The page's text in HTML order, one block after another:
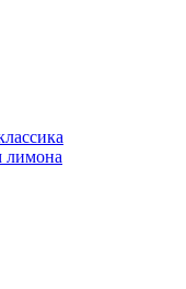
лимона